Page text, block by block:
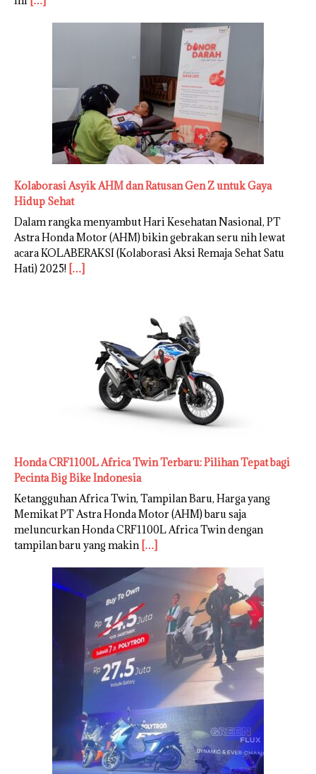
Kolaborasi Asyik AHM dan Ratusan Gen Z untuk Gaya
Hidup Sehat
Dalam rangka menyambut Hari Kesehatan Nasional, PT
Astra Honda Motor (AHM) bikin gebrakan seru nih lewat
acara KOLABERAKSI (Kolaborasi Aksi Remaja Sehat Satu
Hati) 2025! […]
Honda CRF1100L Africa Twin Terbaru: Pilihan Tepat bagi
Pecinta Big Bike Indonesia
Ketangguhan Africa Twin, Tampilan Baru, Harga yang
Memikat PT Astra Honda Motor (AHM) baru saja
meluncurkan Honda CRF1100L Africa Twin dengan
tampilan baru yang makin […]